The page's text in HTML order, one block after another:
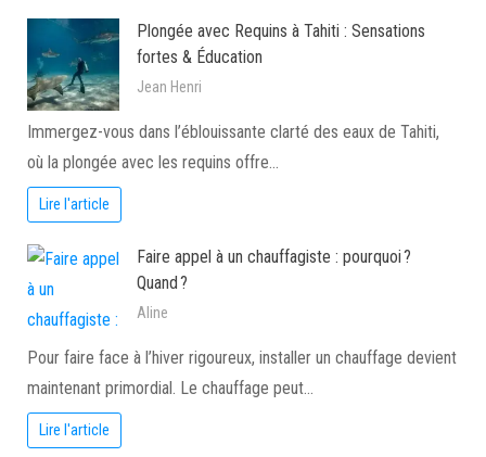
Plongée avec Requins à Tahiti : Sensations
fortes & Éducation
Jean Henri
Immergez-vous dans l’éblouissante clarté des eaux de Tahiti,
où la plongée avec les requins offre…
Lire l'article
Faire appel à un chauffagiste : pourquoi ?
Quand ?
Aline
Pour faire face à l’hiver rigoureux, installer un chauffage devient
maintenant primordial. Le chauffage peut…
Lire l'article